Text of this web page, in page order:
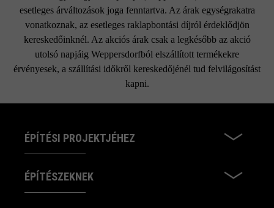
termék adatlapokat az építési tanácsok/szerviz menüpont
alatt.
esetleges árváltozások joga fenntartva. Az árak egységrakatra
vonatkoznak, az esetleges raklapbontási díjról érdeklődjön
kereskedőinknél. Az akciós árak csak a legkésőbb az akció
utolsó napjáig Weppersdorfból elszállított termékekre
érvényesek, a szállítási időkről kereskedőjénél tud felvilágosítást
kapni.
ÉPÍTÉSI PROJEKTJÉHEZ
ÉPÍTÉSZEKNEK